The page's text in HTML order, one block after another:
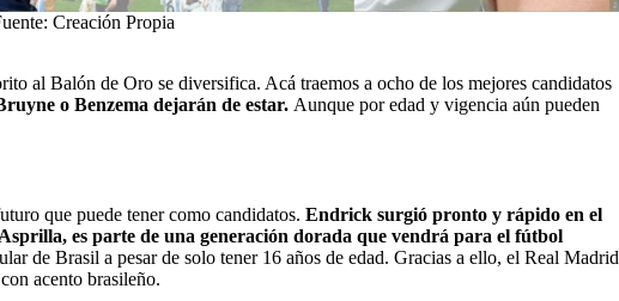
Creación Propia
al Balón de Oro se diversifica. Acá traemos a ocho de los mejores candidatos
o Benzema dejarán de estar. Aunque por edad y vigencia aún pueden
que puede tener como candidatos. Endrick surgió pronto y rápido en el
es parte de una generación dorada que vendrá para el fútbol
de Brasil a pesar de solo tener 16 años de edad. Gracias a ello, el Real Madrid
acento brasileño.